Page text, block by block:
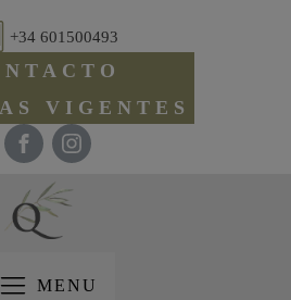
+34 601500493
VIGENTES
MENU